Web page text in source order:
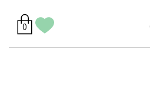
יש
לך
0מוצרים
בסל
הווישליסט